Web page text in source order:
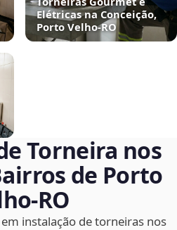
Elétricas na Conceição,
Porto Velho‑RO
Torneira nos
de Porto
instalação de torneiras nos